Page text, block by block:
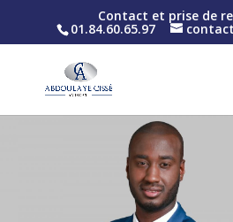
Contact et prise de
01.84.60.65.97